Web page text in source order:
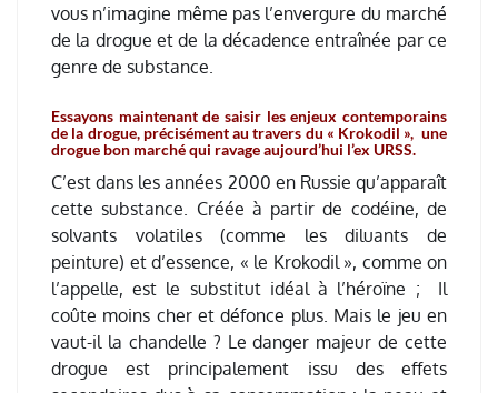
vous n’imagine même pas l’envergure du marché
de la drogue et de la décadence entraînée par ce
genre de substance.
Essayons maintenant de saisir les enjeux contemporains
de la drogue, précisément au travers du « Krokodil », une
drogue bon marché qui ravage aujourd’hui l’ex URSS.
C’est dans les années 2000 en Russie qu’apparaît
cette substance. Créée à partir de codéine, de
solvants volatiles (comme les diluants de
peinture) et d’essence, « le Krokodil », comme on
l’appelle, est le substitut idéal à l’héroïne ; Il
coûte moins cher et défonce plus. Mais le jeu en
vaut-il la chandelle ? Le danger majeur de cette
drogue est principalement issu des effets